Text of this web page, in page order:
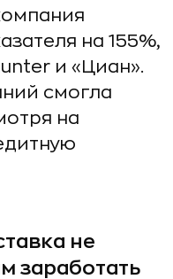
на 155%,
и «Циан».
смогла
на
не
заработать